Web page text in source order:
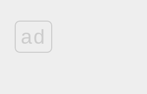
ad